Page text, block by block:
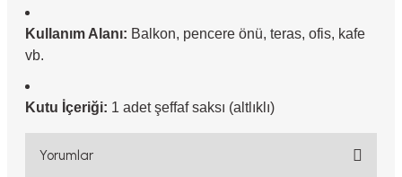
Kullanım Alanı: Balkon, pencere önü, teras, ofis, kafe
vb.
Kutu İçeriği: 1 adet şeffaf saksı (altlıklı)
Yorumlar